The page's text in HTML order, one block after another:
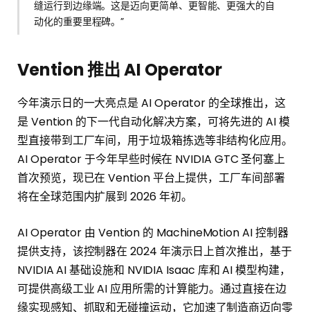
缝运行到边缘端。这是迈向更简单、更智能、更强大的自
动化的重要里程碑。”
Vention 推出 AI Operator
今年演示日的一大亮点是 AI Operator 的全球推出，这
是 Vention 的下一代自动化解决方案，可将先进的 AI 模
型直接带到工厂车间，用于垃圾箱拣选等非结构化应用。
AI Operator 于今年早些时候在 NVIDIA GTC 圣何塞上
首次预览，现已在 Vention 平台上提供，工厂车间部署
将在全球范围内扩展到 2026 年初。
AI Operator 由 Vention 的 MachineMotion AI 控制器
提供支持，该控制器在 2024 年演示日上首次推出，基于
NVIDIA AI 基础设施和 NVIDIA Isaac 库和 AI 模型构建，
可提供高级工业 AI 应用所需的计算能力。通过直接在边
缘实现感知、抓取和无碰撞运动，它加速了制造商迈向零